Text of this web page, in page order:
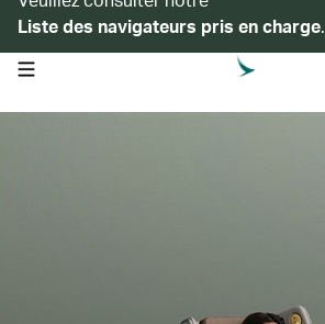
Liste des navigateurs pris en charge.
open navigation menu